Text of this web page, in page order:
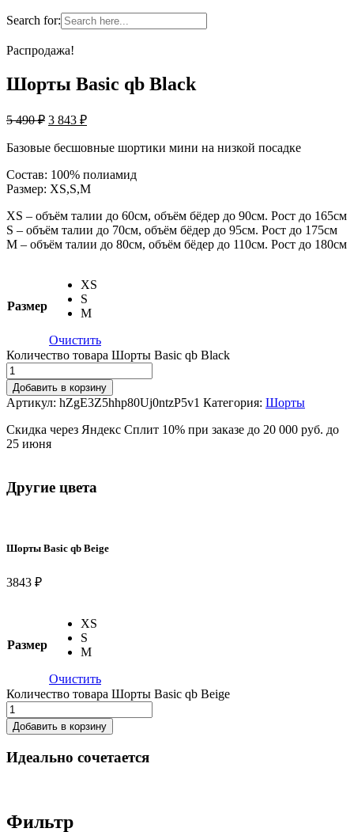
Search for:
Распродажа!
Шорты Basic qb Black
5 490₽ 3 843 ₽
Базовые бесшовные шортики мини на низкой посадке
Состав: 100% полиамид
Размер: XS,S,M
XS – объём талии до 60см, объём бёдер до 90см. Рост до 165см
S – объём талии до 70см, объём бёдер до 95см. Рост до 175см
M – объём талии до 80см, объём бёдер до 110см. Рост до 180см
Размер
XS
S
M
Очистить
Количество товара Шорты Basic qb Black
Добавить в корзину
Артикул: hZgE3Z5hhp80Uj0ntzP5v1 Категория: Шорты
Скидка через Яндекс Сплит 10% при заказе до 20 000 руб. до
25 июня
Другие цвета
Шорты Basic qb Beige
3843 ₽
Размер
XS
S
M
Очистить
Количество товара Шорты Basic qb Beige
Добавить в корзину
Идеально сочетается
Фильтр